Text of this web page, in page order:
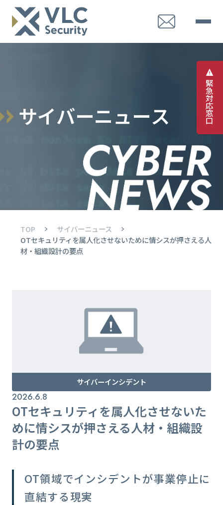
緊
急
対
応
窓
口
サイバーニュース
TOP
サイバーニュース
OTセキュリティを属人化させないために情シスが押さえる人
材・組織設計の要点
サイバーインシデント
2026.6.8
OTセキュリティを属人化させないた
めに情シスが押さえる人材・組織設
計の要点
OT領域でインシデントが事業停止に
直結する現実